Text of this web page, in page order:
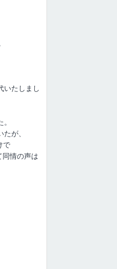
いたしまし
が、
で
情の声は